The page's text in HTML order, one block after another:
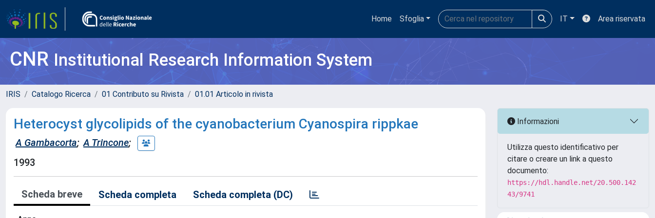
Home Sfoglia IT Area riservata
CNRInstitutional Research Information System
IRIS Catalogo Ricerca 01 Contributo su Rivista 01.01 Articolo in rivista
Heterocyst glycolipids of the cyanobacterium Cyanospira rippkae
A Gambacorta; A Trincone;
1993
Scheda breve Scheda completa Scheda completa (DC)
Informazioni
Utilizza questo identificativo per
citare o creare un link a questo
documento:
https://hdl.handle.net/20.500.142
43/9741